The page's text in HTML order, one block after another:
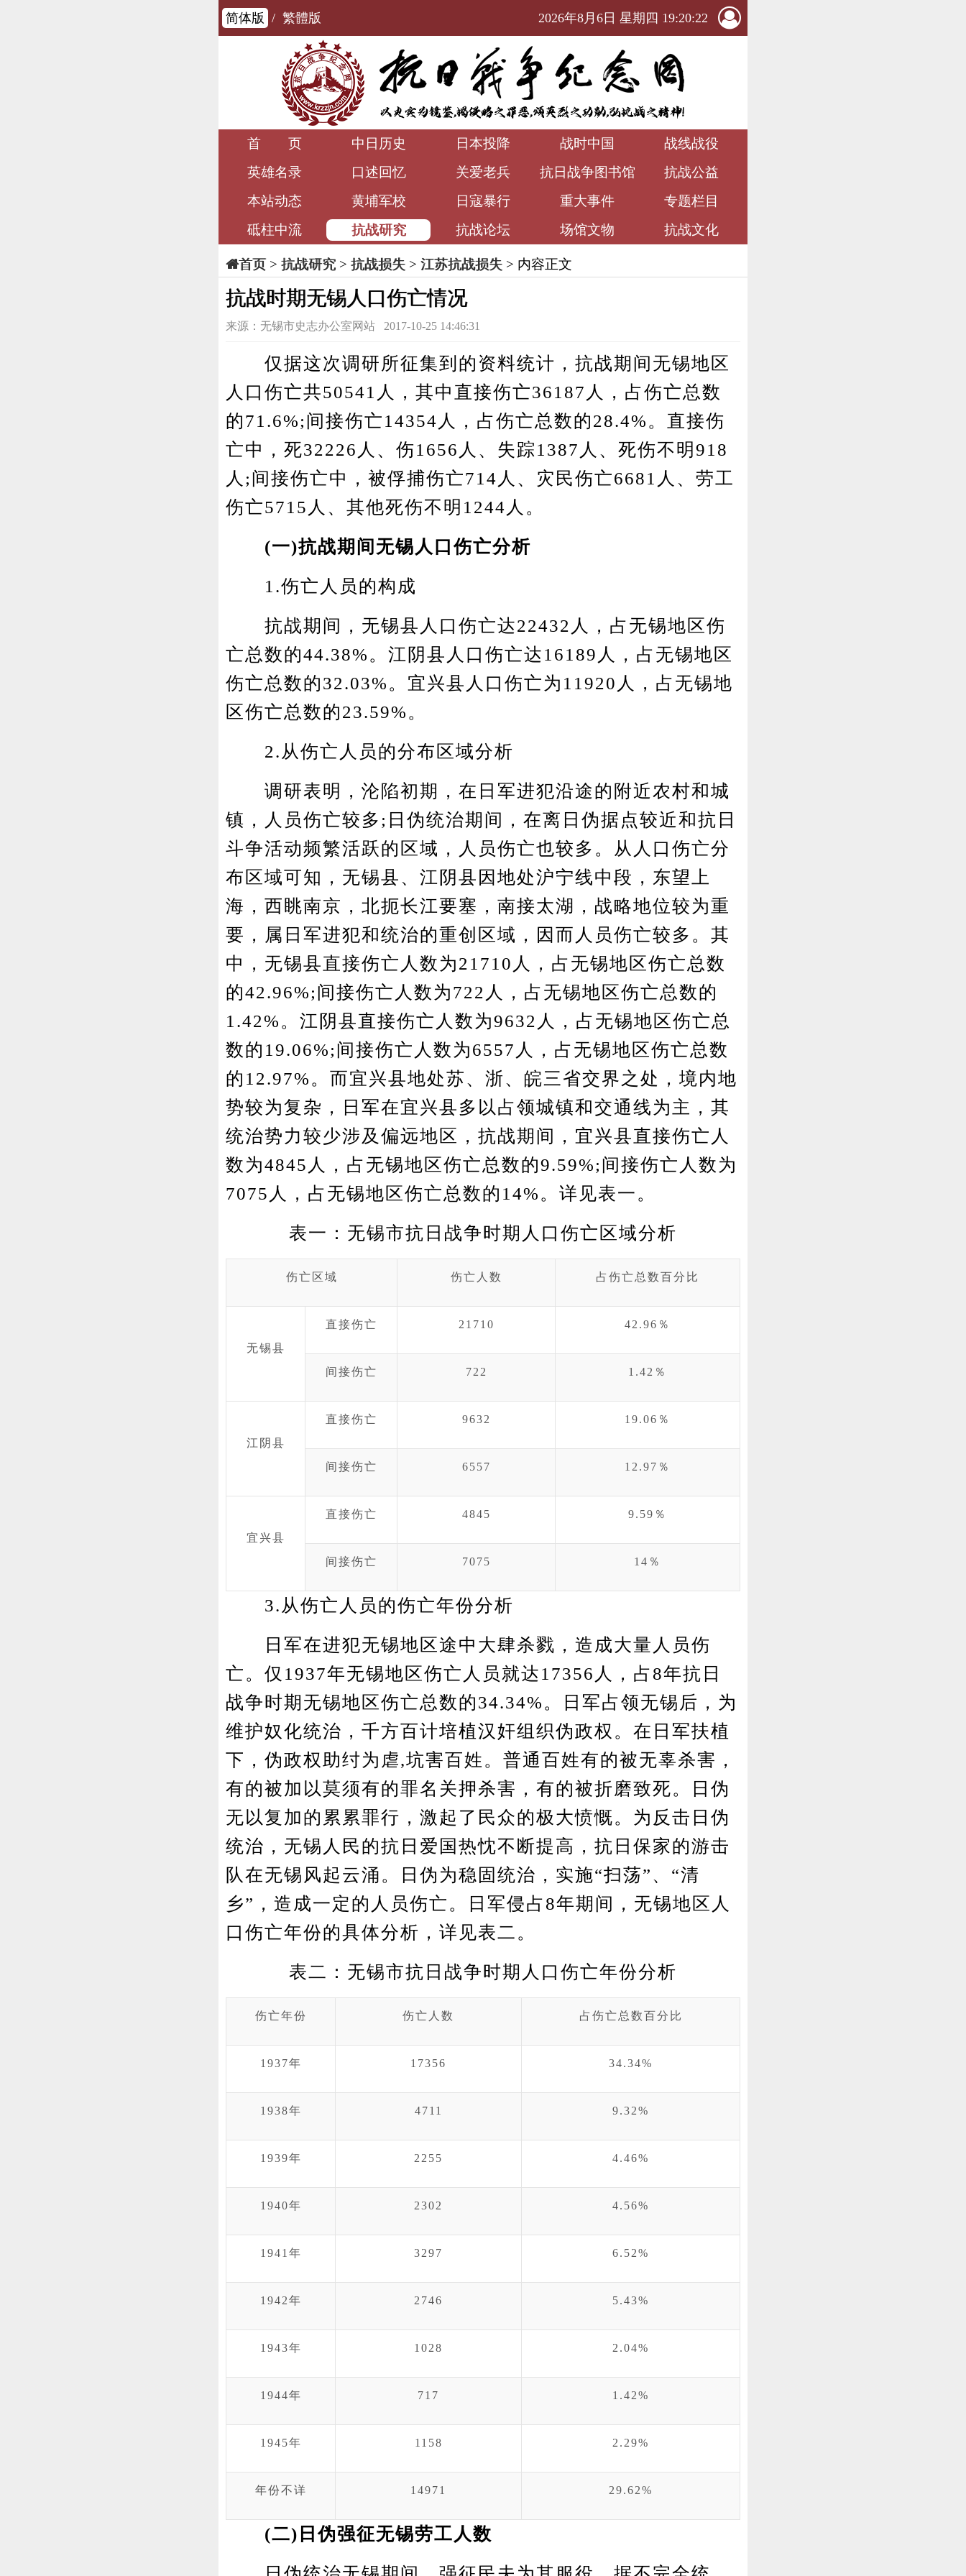
简体版 / 繁體版 2026年8月6日 星期四 19:20:23
首 页 中日历史 日本投降 战时中国
战线战役
英雄名录
口述回忆 关爱老兵 抗日战争图书馆
抗战公益
本站动态
黄埔军校 日寇暴行 重大事件
专题栏目
砥柱中流
抗战研究 抗战论坛 场馆文物 抗战文化
首页> 抗战研究 > 抗战损失 > 江苏抗战损失 > 内容正文
抗战时期无锡人口伤亡情况
来源：无锡市史志办公室网站 2017-10-25 14:46:31
仅据这次调研所征集到的资料统计，抗战期间无锡地区
人口伤亡共50541人，其中直接伤亡36187人，占伤亡总数
的71.6%;间接伤亡14354人，占伤亡总数的28.4%。直接伤
亡中，死32226人、伤1656人、失踪1387人、死伤不明918
人;间接伤亡中，被俘捕伤亡714人、灾民伤亡6681人、劳工
伤亡5715人、其他死伤不明1244人。
(一)抗战期间无锡人口伤亡分析
1.伤亡人员的构成
抗战期间，无锡县人口伤亡达22432人，占无锡地区伤
亡总数的44.38%。江阴县人口伤亡达16189人，占无锡地区
伤亡总数的32.03%。宜兴县人口伤亡为11920人，占无锡地
区伤亡总数的23.59%。
2.从伤亡人员的分布区域分析
调研表明，沦陷初期，在日军进犯沿途的附近农村和城
镇，人员伤亡较多;日伪统治期间，在离日伪据点较近和抗日
斗争活动频繁活跃的区域，人员伤亡也较多。从人口伤亡分
布区域可知，无锡县、江阴县因地处沪宁线中段，东望上
海，西眺南京，北扼长江要塞，南接太湖，战略地位较为重
要，属日军进犯和统治的重创区域，因而人员伤亡较多。其
中，无锡县直接伤亡人数为21710人，占无锡地区伤亡总数
的42.96%;间接伤亡人数为722人，占无锡地区伤亡总数的
1.42%。江阴县直接伤亡人数为9632人，占无锡地区伤亡总
数的19.06%;间接伤亡人数为6557人，占无锡地区伤亡总数
的12.97%。而宜兴县地处苏、浙、皖三省交界之处，境内地
势较为复杂，日军在宜兴县多以占领城镇和交通线为主，其
统治势力较少涉及偏远地区，抗战期间，宜兴县直接伤亡人
数为4845人，占无锡地区伤亡总数的9.59%;间接伤亡人数为
7075人，占无锡地区伤亡总数的14%。详见表一。
表一：无锡市抗日战争时期人口伤亡区域分析
伤亡区域 伤亡人数 占伤亡总数百分比
无锡县
直接伤亡 21710 42.96％
间接伤亡 722 1.42％
江阴县
直接伤亡 9632 19.06％
间接伤亡 6557 12.97％
宜兴县
直接伤亡 4845 9.59％
间接伤亡 7075 14％
3.从伤亡人员的伤亡年份分析
日军在进犯无锡地区途中大肆杀戮，造成大量人员伤
亡。仅1937年无锡地区伤亡人员就达17356人，占8年抗日
战争时期无锡地区伤亡总数的34.34%。日军占领无锡后，为
维护奴化统治，千方百计培植汉奸组织伪政权。在日军扶植
下，伪政权助纣为虐,坑害百姓。普通百姓有的被无辜杀害，
有的被加以莫须有的罪名关押杀害，有的被折磨致死。日伪
无以复加的累累罪行，激起了民众的极大愤慨。为反击日伪
统治，无锡人民的抗日爱国热忱不断提高，抗日保家的游击
队在无锡风起云涌。日伪为稳固统治，实施“扫荡”、“清
乡”，造成一定的人员伤亡。日军侵占8年期间，无锡地区人
口伤亡年份的具体分析，详见表二。
表二：无锡市抗日战争时期人口伤亡年份分析
伤亡年份 伤亡人数 占伤亡总数百分比
1937年 17356 34.34%
1938年 4711 9.32%
1939年 2255 4.46%
1940年 2302 4.56%
1941年 3297 6.52%
1942年 2746 5.43%
1943年 1028 2.04%
1944年 717 1.42%
1945年 1158 2.29%
年份不详 14971 29.62%
(二)日伪强征无锡劳工人数